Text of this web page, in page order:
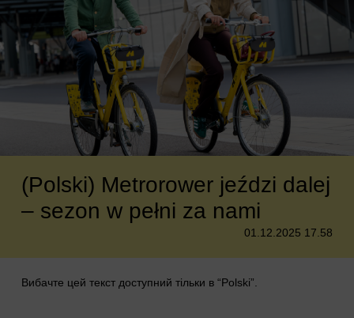
(Polski) Metrorower jeździ dalej
– sezon w pełni za nami
01.12.2025 17.58
Вибачте цей текст доступний тільки в “Polski”.